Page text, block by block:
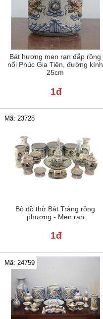
Bát hương men rạn đắp rồng
nổi Phúc Gia Tiên, đường kính
25cm
1đ
Bộ đồ thờ Bát Tràng rồng
phượng - Men rạn
Mã: 23728
1đ
Mã: 24759